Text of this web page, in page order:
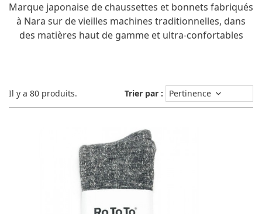
Marque japonaise de chaussettes et bonnets fabriqués
à Nara sur de vieilles machines traditionnelles, dans
des matières haut de gamme et ultra-confortables
Il y a 80 produits. Trier par : Pertinence keyboard_arrow_down